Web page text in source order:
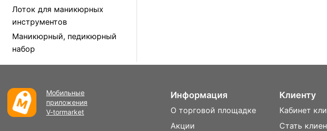
Лоток для маникюрных
инструментов
Маникюрный, педикюрный
набор
Мобильные
приложения
V-tormarket
Информация
О торговой площадке
Акции
Клиенту
Кабинет
Стать